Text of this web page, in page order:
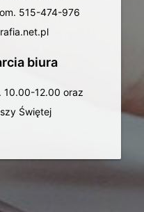
515-474-976
biura
10.00-12.00 oraz
Świętej